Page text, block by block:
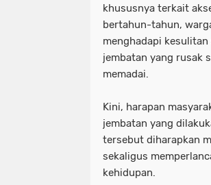
khususnya terkait
bertahun-tahun,
menghadapi
jembatan yang rusak
memadai.
Kini, harapan
jembatan yang
tersebut diharapkan
sekaligus
kehidupan.